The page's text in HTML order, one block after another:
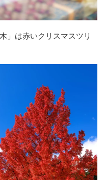
」は赤いクリスマスツリ